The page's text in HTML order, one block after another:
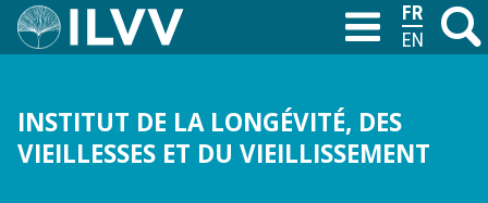
Aller
au
M
INSTITUT DE LA LONGÉVITÉ, DES
VIEILLESSES ET DU VIEILLISSEMENT
T
FRANÇAIS
ENGLISH